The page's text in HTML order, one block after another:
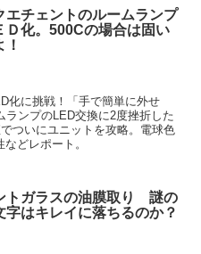
エチェントのルームランプ
Ｄ化。500Cの場合は固い
化に挑戦！「手で簡単に外せ
ンプのLED交換に2度挫折した
ついにユニットを攻略。電球色
どレポート。
トガラスの油膜取り 謎の
字はキレイに落ちるのか？